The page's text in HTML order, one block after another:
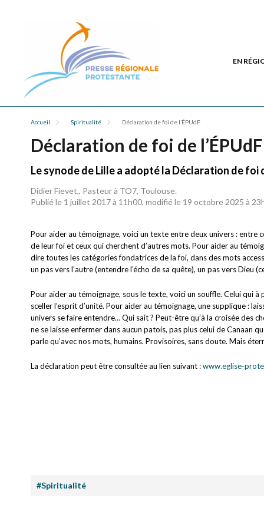
EN
Accueil Spiritualité Déclaration de foi de l’ÉPUdF
Déclaration de foi de l’ÉPUdF
Le synode de Lille a adopté la Déclaration de foi
Didier Fievet,, Pasteur à TO7, Toulouse.
Publié le 1 juillet 2017 à 11h00, modifié le 19 octobre 2025 à
Pour aider au témoignage, voici un texte entre deux univers :
de leur foi et ceux qui cherchent d’autres mots. Pour aider au
dire toutes les catégories fondatrices de la foi, dans des mots
un pas vers l’autre (entendre l’écho de sa quête), un pas vers Dieu
Pour aider au témoignage, sous le texte, voici un souffle. Celui qui
sceller l’esprit d’unité. Pour aider au témoignage, une supplique :
univers se faire entendre… Qui sait ? Peut-être qu’à la croisée des
ne se laisse enfermer dans aucun patois, pas plus celui de Canaan
parle qu’avec nos mots, humains. Provisoires, sans doute. Mais
La déclaration peut être consultée au lien suivant :www.eglise-
#Spiritualité